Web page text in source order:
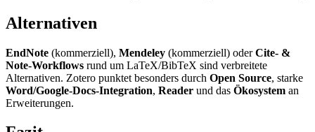
Alternativen
EndNote (kommerziell), Mendeley (kommerziell) oderCite- &
Note-Workflows rund um LaTeX/BibTeX sind verbreitete
Alternativen. Zotero punktet besonders durch Open Source, starke
Word/Google-Docs-Integration, Reader und das Ökosystem an
Erweiterungen.